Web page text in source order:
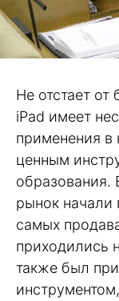
Не отстает от
iPad имеет
применения в
ценным
образования.
рынок начали
самых
приходились
также был